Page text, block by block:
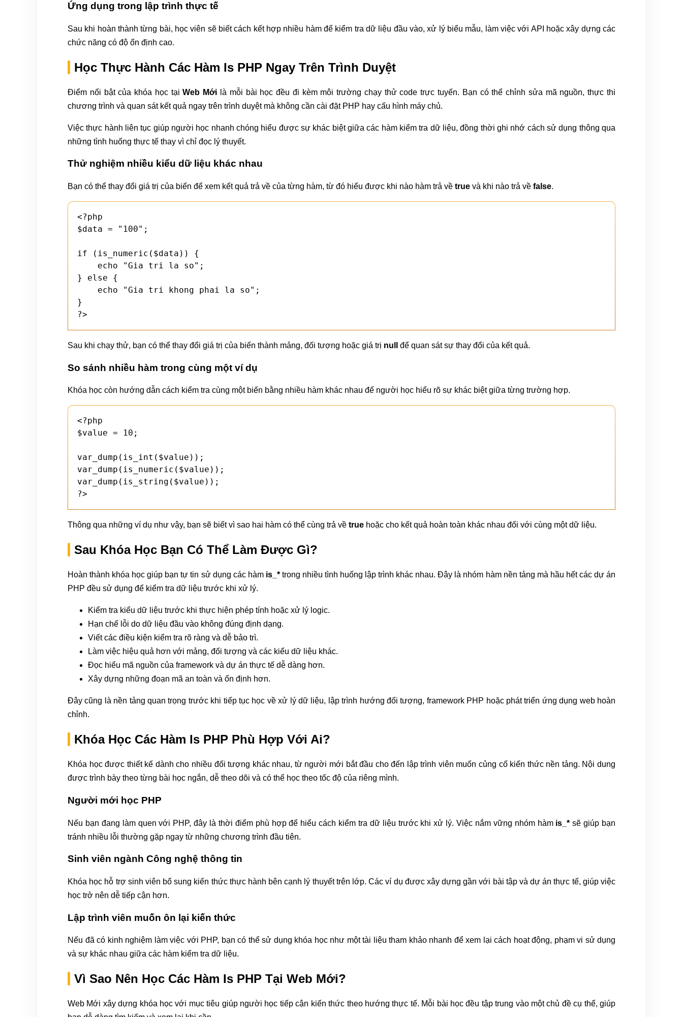
Ứng dụng trong lập trình thực tế
Sau khi hoàn thành từng bài, học viên sẽ biết cách kết hợp nhiều hàm để kiểm tra dữ liệu đầu vào, xử lý biểu mẫu, làm việc với API hoặc xây dựng các
chức năng có độ ổn định cao.
Học Thực Hành Các Hàm Is PHP Ngay Trên Trình Duyệt
Điểm nổi bật của khóa học tạiWeb Mới là mỗi bài học đều đi kèm môi trường chạy thử code trực tuyến. Bạn có thể chỉnh sửa mã nguồn, thực thi
chương trình và quan sát kết quả ngay trên trình duyệt mà không cần cài đặt PHP hay cấu hình máy chủ.
Việc thực hành liên tục giúp người học nhanh chóng hiểu được sự khác biệt giữa các hàm kiểm tra dữ liệu, đồng thời ghi nhớ cách sử dụng thông qua
những tình huống thực tế thay vì chỉ đọc lý thuyết.
Thử nghiệm nhiều kiểu dữ liệu khác nhau
Bạn có thể thay đổi giá trị của biến để xem kết quả trả về của từng hàm, từ đó hiểu được khi nào hàm trả về true và khi nào trả về false.
<?php
$data = "100";
if (is_numeric($data)) {
} else {
}
?>
Sau khi chạy thử, bạn có thể thay đổi giá trị của biến thành mảng, đối tượng hoặc giá trị null để quan sát sự thay đổi của kết quả.
So sánh nhiều hàm trong cùng một ví dụ
Khóa học còn hướng dẫn cách kiểm tra cùng một biến bằng nhiều hàm khác nhau để người học hiểu rõ sự khác biệt giữa từng trường hợp.
<?php
$value = 10;
var_dump(is_int($value));
var_dump(is_numeric($value));
var_dump(is_string($value));
?>
Thông qua những ví dụ như vậy, bạn sẽ biết vì sao hai hàm có thể cùng trả về true hoặc cho kết quả hoàn toàn khác nhau đối với cùng một dữ liệu.
Sau Khóa Học Bạn Có Thể Làm Được Gì?
Hoàn thành khóa học giúp bạn tự tin sử dụng các hàm is_*trong nhiều tình huống lập trình khác nhau. Đây là nhóm hàm nền tảng mà hầu hết các dự án
PHP đều sử dụng để kiểm tra dữ liệu trước khi xử lý.
Kiểm tra kiểu dữ liệu trước khi thực hiện phép tính hoặc xử lý logic.
Hạn chế lỗi do dữ liệu đầu vào không đúng định dạng.
Viết các điều kiện kiểm tra rõ ràng và dễ bảo trì.
Làm việc hiệu quả hơn với mảng, đối tượng và các kiểu dữ liệu khác.
Đọc hiểu mã nguồn của framework và dự án thực tế dễ dàng hơn.
Xây dựng những đoạn mã an toàn và ổn định hơn.
Đây cũng là nền tảng quan trọng trước khi tiếp tục học về xử lý dữ liệu, lập trình hướng đối tượng, framework PHP hoặc phát triển ứng dụng web hoàn
chỉnh.
Khóa Học Các Hàm Is PHP Phù Hợp Với Ai?
Khóa học được thiết kế dành cho nhiều đối tượng khác nhau, từ người mới bắt đầu cho đến lập trình viên muốn củng cố kiến thức nền tảng. Nội dung
được trình bày theo từng bài học ngắn, dễ theo dõi và có thể học theo tốc độ của riêng mình.
Người mới học PHP
Nếu bạn đang làm quen với PHP, đây là thời điểm phù hợp để hiểu cách kiểm tra dữ liệu trước khi xử lý. Việc nắm vững nhóm hàm is_* sẽ giúp bạn
tránh nhiều lỗi thường gặp ngay từ những chương trình đầu tiên.
Sinh viên ngành Công nghệ thông tin
Khóa học hỗ trợ sinh viên bổ sung kiến thức thực hành bên cạnh lý thuyết trên lớp. Các ví dụ được xây dựng gần với bài tập và dự án thực tế, giúp việc
học trở nên dễ tiếp cận hơn.
Lập trình viên muốn ôn lại kiến thức
Nếu đã có kinh nghiệm làm việc với PHP, bạn có thể sử dụng khóa học như một tài liệu tham khảo nhanh để xem lại cách hoạt động, phạm vi sử dụng
và sự khác nhau giữa các hàm kiểm tra dữ liệu.
Vì Sao Nên Học Các Hàm Is PHP Tại Web Mới?
Web Mới xây dựng khóa học với mục tiêu giúp người học tiếp cận kiến thức theo hướng thực tế. Mỗi bài học đều tập trung vào một chủ đề cụ thể, giúp